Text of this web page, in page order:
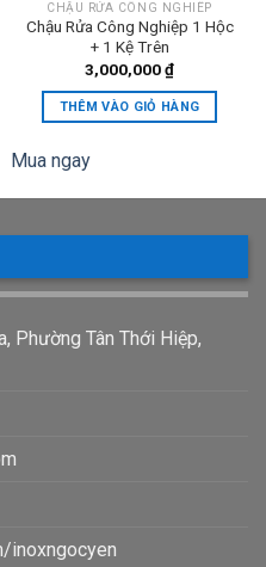
CHẬU RỬA CÔNG NGHIÊP
Chậu Rửa Công Nghiệp 1 Hộc
+ 1 Kệ Trên
3,000,000₫
THÊM VÀO GIỎ HÀNG
Mua ngay
Phường Tân Thới Hiệp,
inoxngocyen